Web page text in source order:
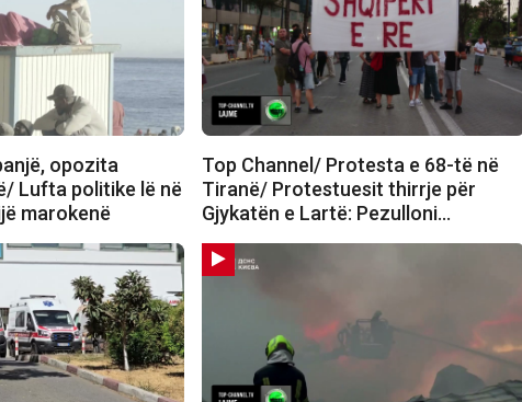
opozita
Lufta politike lë në
marokenë
Top Channel/ Protesta e 68-të në
Tiranë/ Protestuesit thirrje për
Gjykatën e Lartë: Pezulloni…